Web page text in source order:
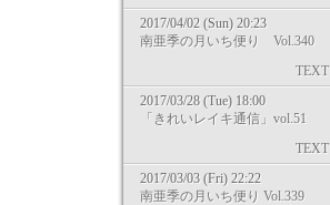
2017/04/02 (Sun) 20:23
南亜季の月いち便り Vol.340
TEXT
2017/03/28 (Tue) 18:00
「きれいレイキ通信」vol.51
TEXT
2017/03/03 (Fri) 22:22
南亜季の月いち便り Vol.339